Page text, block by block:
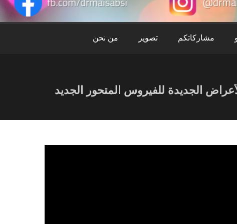
مشاركاتكم تصوير من نحن
الجديدة للفيروس المتحور الجديد